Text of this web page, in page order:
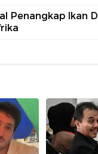
Penangkap Ikan